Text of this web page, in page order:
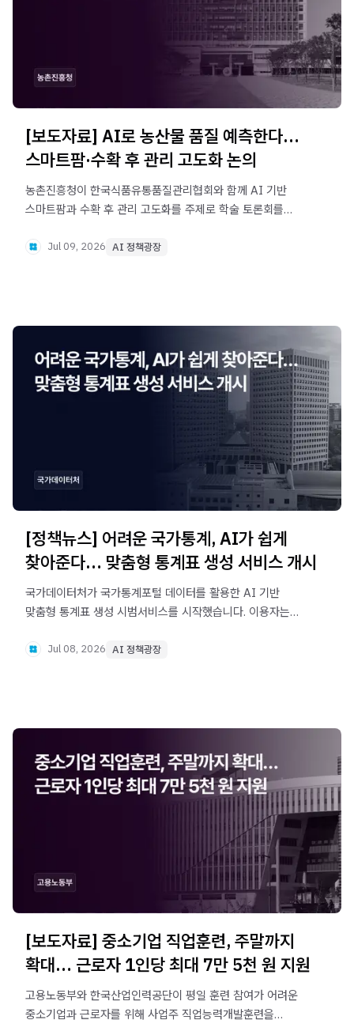
[보도자료] AI로 농산물 품질 예측한다…
스마트팜·수확 후 관리 고도화 논의
농촌진흥청이 한국식품유통품질관리협회와 함께 AI 기반
스마트팜과 수확 후 관리 고도화를 주제로 학술 토론회를
AI와 데이터 기반 품질 관리 기술을 접목해 수급 안정과 현장
Jul 09, 2026 AI 정책광장
[정책뉴스] 어려운 국가통계, AI가 쉽게
찾아준다… 맞춤형 통계표 생성 서비스 개시
국가데이터처가 국가통계포털 데이터를 활용한 AI 기반
맞춤형 통계표 생성 시범서비스를 시작했습니다. 이용자는
·분석해 맞춤형 통계표를 만들 수 있습니다.
Jul 08, 2026 AI 정책광장
[보도자료] 중소기업 직업훈련, 주말까지
확대… 근로자 1인당 최대 7만 5천 원 지원
고용노동부와 한국산업인력공단이 평일 훈련 참여가 어려운
중소기업과 근로자를 위해 사업주 직업능력개발훈련을